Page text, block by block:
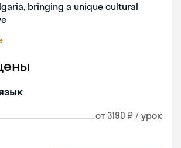
bringing a unique cultural
от 3190 ₽ / урок